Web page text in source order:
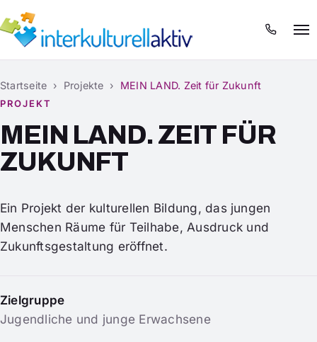
Startseite › Projekte › MEIN LAND. Zeit für Zukunft
PROJEKT
MEIN LAND. ZEIT FÜR
ZUKUNFT
Ein Projekt der kulturellen Bildung, das jungen
Menschen Räume für Teilhabe, Ausdruck und
Zukunftsgestaltung eröffnet.
Zielgruppe
Jugendliche und junge Erwachsene